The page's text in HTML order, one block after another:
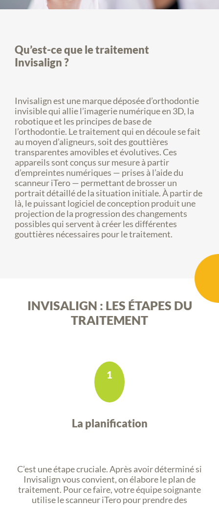
Qu’est-ce que le traitement
Invisalign ?
Invisalign est une marque déposée d’orthodontie
invisible qui allie l’imagerie numérique en 3D, la
robotique et les principes de base de
l’orthodontie. Le traitement qui en découle se fait
au moyen d’aligneurs, soit des gouttières
transparentes amovibles et évolutives. Ces
appareils sont conçus sur mesure à partir
d’empreintes numériques — prises à l’aide du
scanneur iTero — permettant de brosser un
portrait détaillé de la situation initiale. À partir de
là, le puissant logiciel de conception produit une
projection de la progression des changements
possibles qui servent à créer les différentes
gouttières nécessaires pour le traitement.
INVISALIGN : LES ÉTAPES DU
TRAITEMENT
1
La planification
C’est une étape cruciale. Après avoir déterminé si
Invisalign vous convient, on élabore le plan de
traitement. Pour ce faire, votre équipe soignante
utilise le scanneur iTero pour prendre des